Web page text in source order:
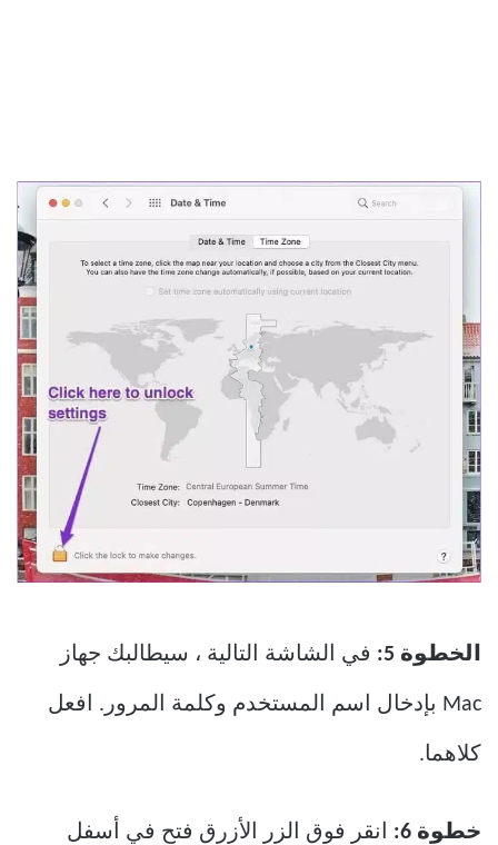
الخطوة 5: في الشاشة التالية ، سيطالبك جهاز
Mac بإدخال اسم المستخدم وكلمة المرور. افعل
كلاهما.
خطوة 6: انقر فوق الزر الأزرق فتح في أسفل